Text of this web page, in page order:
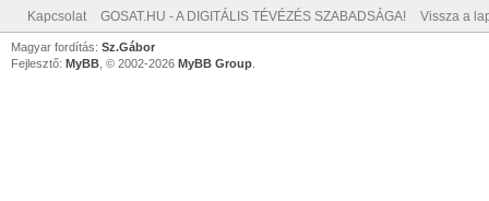
Kapcsolat GOSAT.HU - A DIGITÁLIS TÉVÉZÉS SZABADSÁGA! Vissza a
Magyar fordítás: Sz.Gábor
Fejlesztő: MyBB , © 2002-2026 MyBB Group